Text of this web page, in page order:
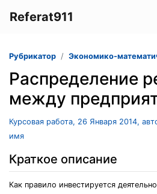
Referat911
Рубрикатор Экономико-
Распределение
между
Курсовая работа, 26 Января 2014,
имя
Краткое описание
Как правило инвестируется